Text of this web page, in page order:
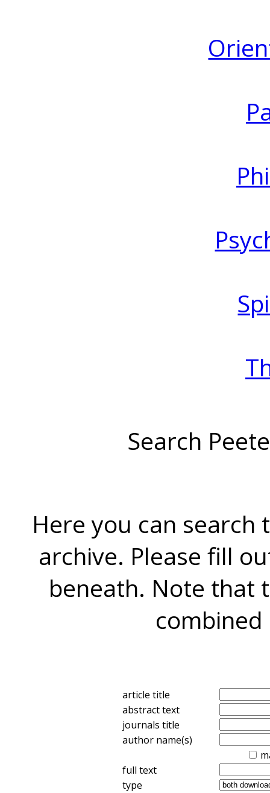
Search
Here you can search
archive. Please fill
beneath. Note that
combined
article title
abstract text
journals title
author name(s)
full text
type